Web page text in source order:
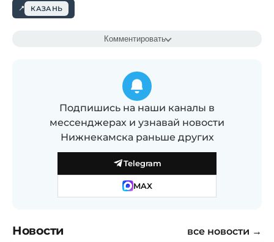
КАЗАНЬ
Комментировать
Подпишись на наши каналы в
мессенджерах и узнавай новости
Нижнекамска раньше других
Telegram
MAX
Новости все новости →